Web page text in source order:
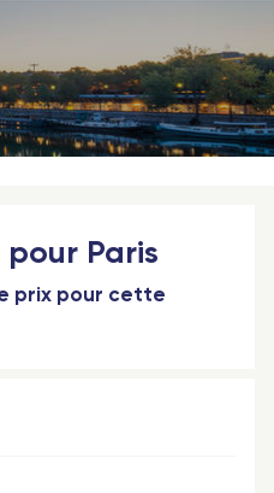
Paris
prix pour cette